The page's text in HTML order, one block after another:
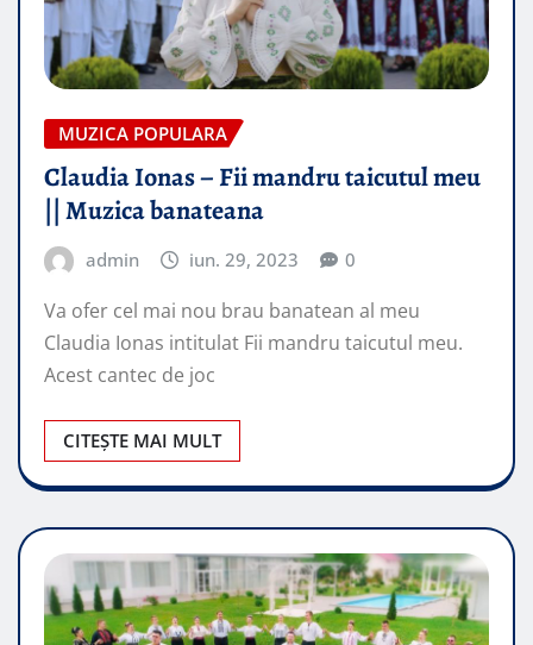
MUZICA POPULARA
Claudia Ionas – Fii mandru taicutul meu
|| Muzica banateana
admin iun. 29, 2023 0
Va ofer cel mai nou brau banatean al meu
Claudia Ionas intitulat Fii mandru taicutul meu.
Acest cantec de joc
CITEȘTE MAI MULT